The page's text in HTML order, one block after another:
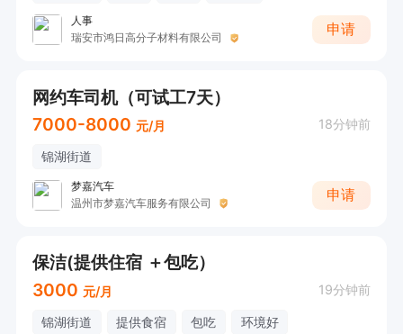
人事
瑞安市鸿日高分子材料有限公司
申请
网约车司机（可试工7天）
7000-8000 元/月 18分钟前
锦湖街道
梦嘉汽车
温州市梦嘉汽车服务有限公司
申请
保洁(提供住宿 ＋包吃）
3000 元/月 19分钟前
锦湖街道 提供食宿 包吃 环境好